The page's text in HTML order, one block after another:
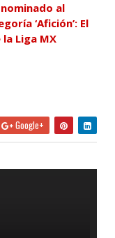
al
‘Afición’: El
Liga MX
Google+